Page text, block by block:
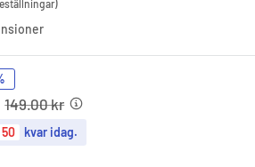
149.00 kr
48 kvar idag.